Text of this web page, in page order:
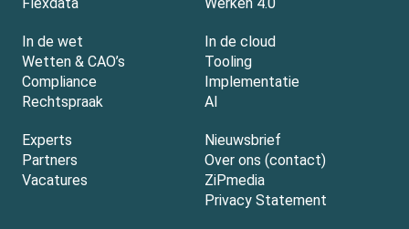
Flexdata
Werken 4.0
In de wet
Wetten & CAO’s
Compliance
Rechtspraak
In de cloud
Tooling
Implementatie
AI
Experts
Partners
Vacatures
Nieuwsbrief
Over ons (contact)
ZiPmedia
Privacy Statement